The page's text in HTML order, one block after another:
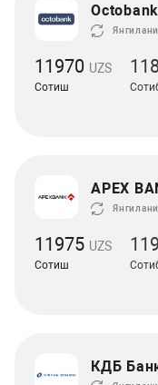
Octobank
11970 UZS
Сотиш
APEX
11975 UZS
Сотиш
КДБ